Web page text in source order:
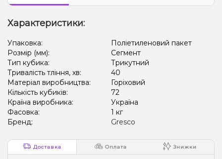
Характеристики:
Упаковка:
Поліетиленовий пакет
Розмір (мм):
Сегмент
Тип кубика:
Трикутний
Тривалість тління, хв:
40
Матеріал виробництва:
Горіховий
Кількість кубиків:
72
Країна виробника:
Україна
Фасовка:
1 кг
Бренд:
Gresco
Доставка Оплата Знижки